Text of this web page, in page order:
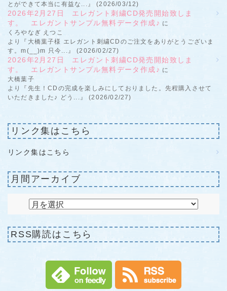
とができて本当に有益な...』 (2026/03/12)
2026年2月27日 エレガント刺繍CD発売開始致しま
す。 エレガントサンプル無料データ作成♪ に
くろやなぎ えつこ
より『大橋葉子様 エレガント刺繍CDのご注文をありがとうございま
す。m(__)m 只今...』 (2026/02/27)
2026年2月27日 エレガント刺繍CD発売開始致しま
す。 エレガントサンプル無料データ作成♪ に
大橋葉子
より『先生！CDの完成を楽しみにしておりました。先程購入させて
いただきました♪ どう...』 (2026/02/27)
リンク集はこちら
リンク集はこちら
月間アーカイブ
RSS購読はこちら